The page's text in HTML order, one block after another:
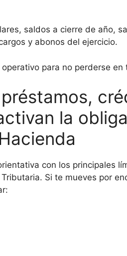
saldos a cierre de año,
y abonos del ejercicio.
para no perderse en
la
con los principales
Si te mueves por